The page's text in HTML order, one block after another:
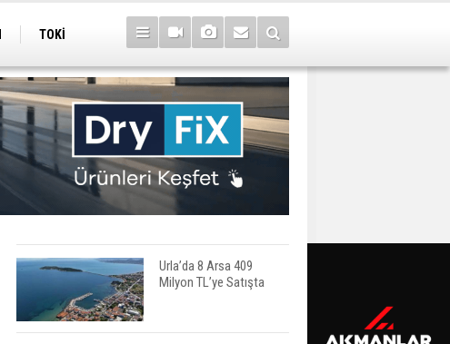
TOKİ
Urla’da 8 Arsa 409
Milyon TL’ye Satışta